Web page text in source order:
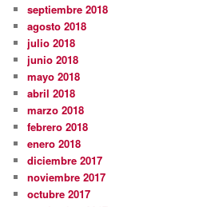
septiembre 2018
agosto 2018
julio 2018
junio 2018
mayo 2018
abril 2018
marzo 2018
febrero 2018
enero 2018
diciembre 2017
noviembre 2017
octubre 2017